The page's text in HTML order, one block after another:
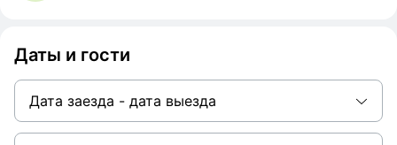
Даты и гости
Дата заезда - дата выезда